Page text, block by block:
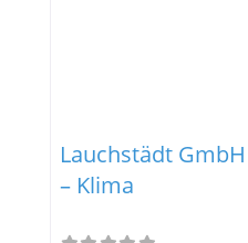
Lauchstädt
– Klima